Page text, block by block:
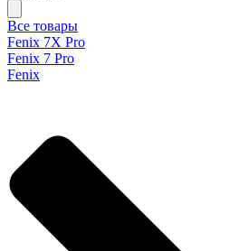
Все товары
Fenix 7X Pro
Fenix 7 Pro
Fenix